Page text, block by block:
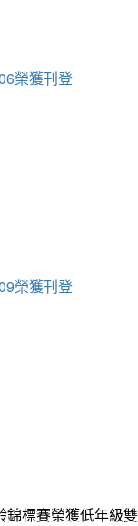
榮獲刊登
榮獲刊登
標賽榮獲低年級